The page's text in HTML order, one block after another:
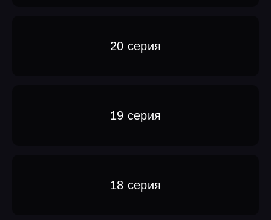
20 серия
19 серия
18 серия